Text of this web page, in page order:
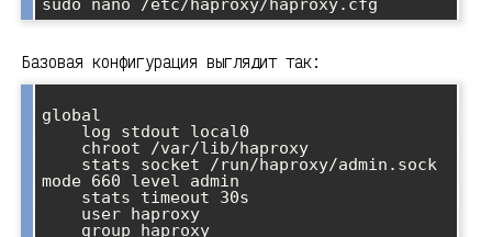
Базовая конфигурация выглядит так:
global
mode 660 level admin